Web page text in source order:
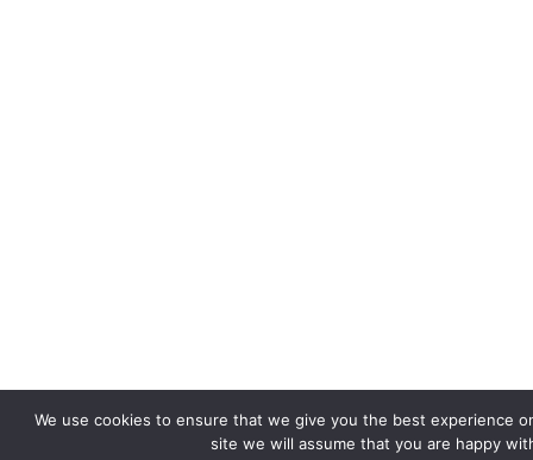
We use cookies to ensure that we give you the best experience
site we will assume that you are happy